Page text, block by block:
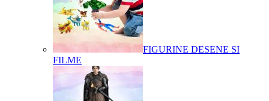
FIGURINE DESENE SI
FILME